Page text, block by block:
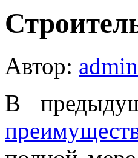
Автор: admin
В